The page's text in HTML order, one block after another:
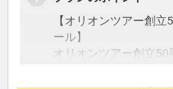
【オリオンツアー創
ール】
オリオンツアー創立50